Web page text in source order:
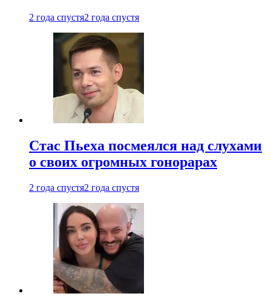
2 года спустя2 года спустя
Стас Пьеха посмеялся над слухами
о своих огромных гонорарах
2 года спустя2 года спустя